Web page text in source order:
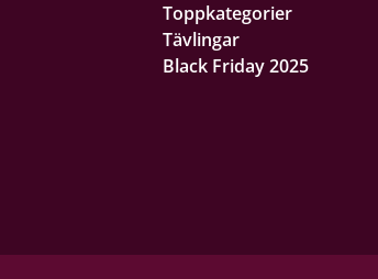
Toppkategorier
Tävlingar
Black Friday 2025